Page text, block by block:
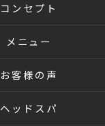
コンセプト
メニュー
お客様の声
ヘッドスパ